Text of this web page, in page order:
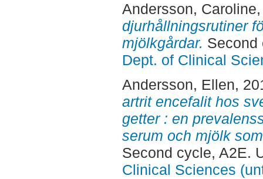
Andersson, Caroline
djurhållningsrutiner
mjölkgårdar.
Dept. of Clinical
Andersson, Ellen,
artrit encefalit hos
getter : en
serum och mjölk
Second cycle, A2E.
Clinical Sciences